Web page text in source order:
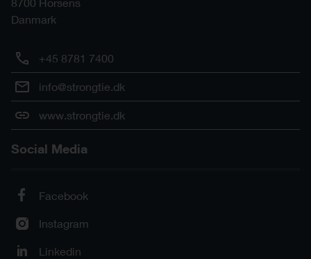
Danmark
+45 8781 7400
info@strongtie.dk
www.strongtie.dk
Social Media
Facebook
Instagram
Linkedin